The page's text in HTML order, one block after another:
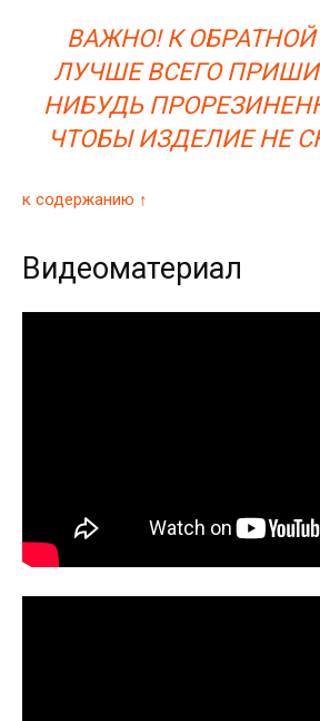
ВАЖНО! К
ЛУЧШЕ ВСЕГО
НИБУДЬ
ЧТОБЫ ИЗДЕЛИЕ НЕ
к содержанию ↑
Видеоматериал